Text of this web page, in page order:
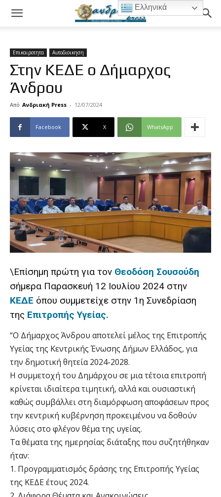
Επικαιροτητα Αυτοδιοικηση
Στην ΚΕΔΕ ο Δήμαρχος
Άνδρου
Από Ανδριακή Press - 12/07/2024
Facebook X WhatsApp
\Επίσημη πρώτη για τον Θεοδόση Σουσούδη
σήμερα Παρασκευή 12 Ιουλίου 2024 στην
ΚΕΔΕ όπου συμμετείχε στην 1η Συνεδρίαση
της Επιτροπής Υγείας.
“Ο Δήμαρχος Άνδρου αποτελεί μέλος της Επιτροπής
Υγείας της Κεντρικής Ένωσης Δήμων Ελλάδος, για
την δημοτική θητεία 2024-2028.
Η συμμετοχή του Δημάρχου σε μια τέτοια επιτροπή
κρίνεται ιδιαίτερα τιμητική, αλλά και ουσιαστική
καθώς συμβάλλει στη διαμόρφωση αποφάσεων προς
την κεντρική κυβέρνηση προκειμένου να δοθούν
λύσεις στο φλέγον θέμα της υγείας.
Τα θέματα της ημερησίας διάταξης που συζητήθηκαν
ήταν:
1. Προγραμματισμός δράσης της Επιτροπής Υγείας
της ΚΕΔΕ έτους 2024.
Ελληνικά